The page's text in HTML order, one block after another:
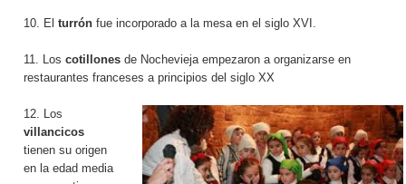
10. El turrón fue incorporado a la mesa en el siglo XVI.
11. Los cotillones de Nochevieja empezaron a organizarse en
restaurantes franceses a principios del siglo XX
12. Los
villancicos
tienen su origen
en la edad media